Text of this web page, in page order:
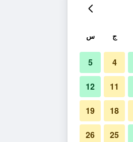
ج س
4
5
11
12
18
19
25
26